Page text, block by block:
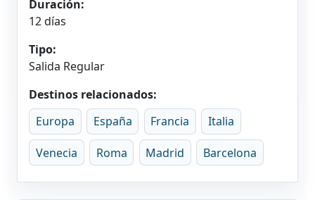
Duración:
12 días
Tipo:
Salida Regular
Destinos relacionados:
Europa
España Francia Italia
Venecia Roma Madrid Barcelona